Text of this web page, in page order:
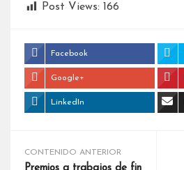
Post Views: 166
Facebook
Google+
LinkedIn
CONTENIDO ANTERIOR